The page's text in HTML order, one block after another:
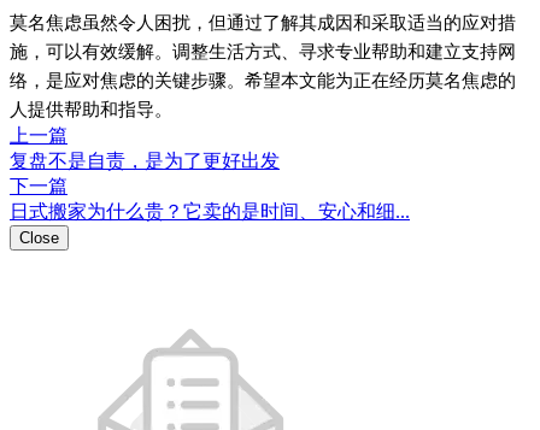
莫名焦虑虽然令人困扰，但通过了解其成因和采取适当的应对措
施，可以有效缓解。调整生活方式、寻求专业帮助和建立支持网
络，是应对焦虑的关键步骤。希望本文能为正在经历莫名焦虑的
人提供帮助和指导。
上一篇
复盘不是自责，是为了更好出发
下一篇
日式搬家为什么贵？它卖的是时间、安心和细...
Close